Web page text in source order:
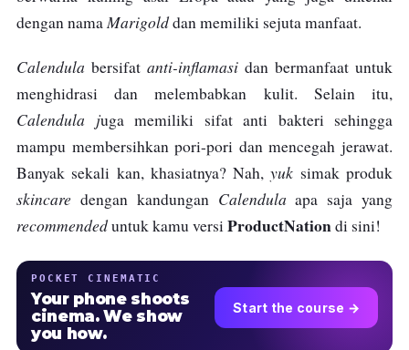
dengan namaMarigolddan memiliki sejuta manfaat.
Calendula bersifat anti-inflamasi dan bermanfaat untuk
menghidrasi dan melembabkan kulit. Selain itu,
Calendula juga memiliki sifat anti bakteri sehingga
mampu membersihkan pori-pori dan mencegah jerawat.
Banyak sekali kan, khasiatnya? Nah,yuk simak produk
skincare dengan kandungan Calendula apa saja yang
recommendeduntuk kamu versiProductNationdi sini!
POCKET CINEMATIC
Your phone shoots
cinema. We show
you how.
Start the course →